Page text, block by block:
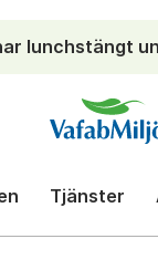
lunchstängt
Tjänster